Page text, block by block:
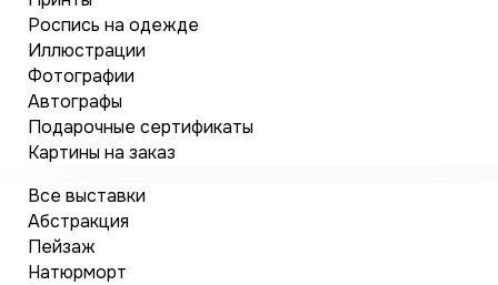
Роспись на одежде
Иллюстрации
Фотографии
Автографы
Подарочные сертификаты
Картины на заказ
Все выставки
Абстракция
Пейзаж
Натюрморт